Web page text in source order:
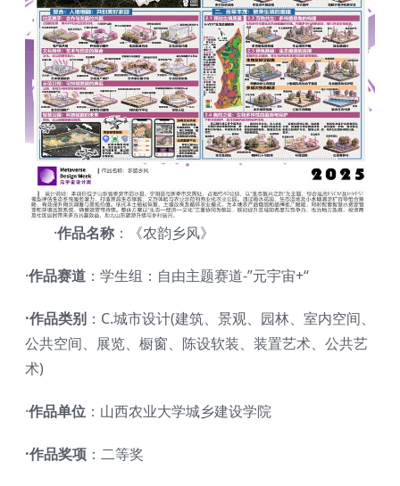
·作品名称 ：《农韵乡风》
·作品赛道 ：学生组：自由主题赛道-”元宇宙+“
·作品类别 ：C.城市设计(建筑、景观、园林、室内空间、
公共空间、展览、橱窗、陈设软装、装置艺术、公共艺
术)
·作品单位 ：山西农业大学城乡建设学院
·作品奖项 ：二等奖